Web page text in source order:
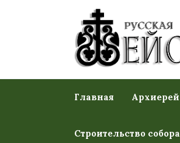
Главная Архиерей
Строительство собора